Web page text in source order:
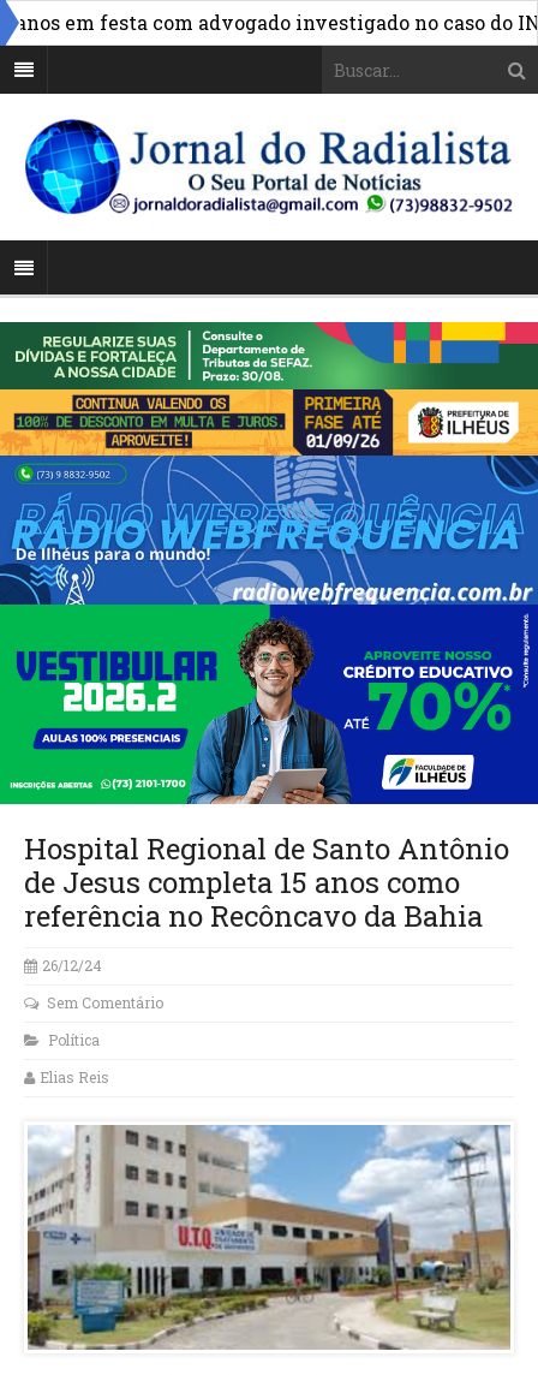
festa com advogado investigado no caso do INSS »
Hospital Regional de Santo Antônio
de Jesus completa 15 anos como
referência no Recôncavo da Bahia
26/12/24
Sem Comentário
Política
Elias Reis